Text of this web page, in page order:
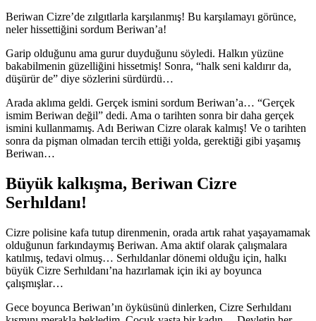
Beriwan Cizre’de zılgıtlarla karşılanmış! Bu karşılamayı görünce,
neler hissettiğini sordum Beriwan’a!
Garip olduğunu ama gurur duyduğunu söyledi. Halkın yüzüne
bakabilmenin güzelliğini hissetmiş! Sonra, “halk seni kaldırır da,
düşürür de” diye sözlerini sürdürdü…
Arada aklıma geldi. Gerçek ismini sordum Beriwan’a… “Gerçek
ismim Beriwan değil” dedi. Ama o tarihten sonra bir daha gerçek
ismini kullanmamış. Adı Beriwan Cizre olarak kalmış! Ve o tarihten
sonra da pişman olmadan tercih ettiği yolda, gerektiği gibi yaşamış
Beriwan…
Büyük kalkışma, Beriwan Cizre
Serhıldanı!
Cizre polisine kafa tutup direnmenin, orada artık rahat yaşayamamak
olduğunun farkındaymış Beriwan. Ama aktif olarak çalışmalara
katılmış, tedavi olmuş… Serhıldanlar dönemi olduğu için, halkı
büyük Cizre Serhıldanı’na hazırlamak için iki ay boyunca
çalışmışlar…
Gece boyunca Beriwan’ın öyküsünü dinlerken, Cizre Serhıldanı